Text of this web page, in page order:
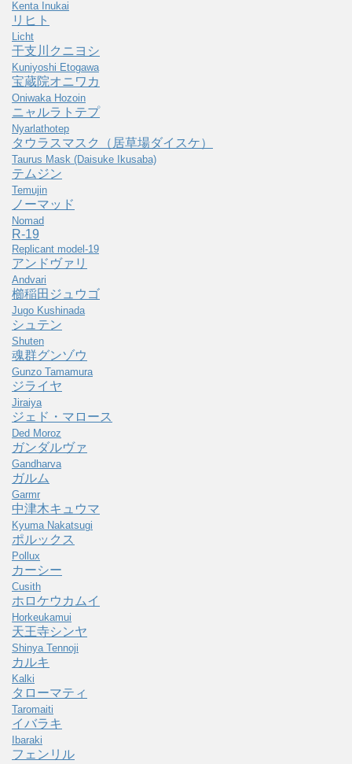
Kenta Inukai
リヒト
Licht
干支川クニヨシ
Kuniyoshi Etogawa
宝蔵院オニワカ
Oniwaka Hozoin
ニャルラトテプ
Nyarlathotep
タウラスマスク（居草場ダイスケ）
Taurus Mask (Daisuke Ikusaba)
テムジン
Temujin
ノーマッド
Nomad
R-19
Replicant model-19
アンドヴァリ
Andvari
櫛稲田ジュウゴ
Jugo Kushinada
シュテン
Shuten
魂群グンゾウ
Gunzo Tamamura
ジライヤ
Jiraiya
ジェド・マロース
Ded Moroz
ガンダルヴァ
Gandharva
ガルム
Garmr
中津木キュウマ
Kyuma Nakatsugi
ポルックス
Pollux
カーシー
Cusith
ホロケウカムイ
Horkeukamui
天王寺シンヤ
Shinya Tennoji
カルキ
Kalki
タローマティ
Taromaiti
イバラキ
Ibaraki
フェンリル